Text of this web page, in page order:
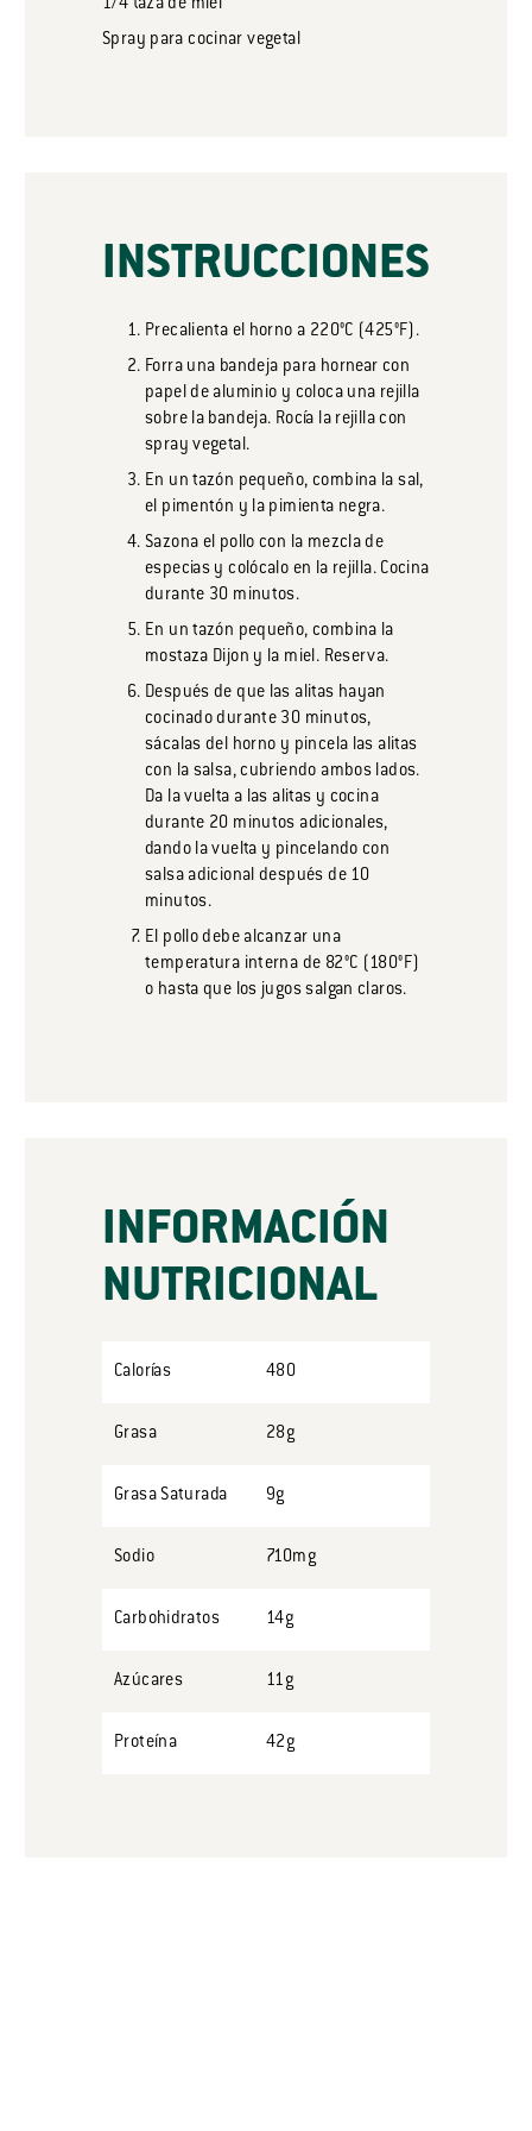
1/4 tazade miel
Spray para cocinar vegetal
INSTRUCCIONES
Precalienta el horno a 220°C (425°F).
Forra una bandeja para hornear con
papel de aluminio y coloca una rejilla
sobre la bandeja. Rocía la rejilla con
spray vegetal.
En un tazón pequeño, combina la sal,
el pimentón y la pimienta negra.
Sazona el pollo con la mezcla de
especias y colócalo en la rejilla. Cocina
durante 30 minutos.
En un tazón pequeño, combina la
mostaza Dijon y la miel. Reserva.
Después de que las alitas hayan
cocinado durante 30 minutos,
sácalas del horno y pincela las alitas
con la salsa, cubriendo ambos lados.
Da la vuelta a las alitas y cocina
durante 20 minutos adicionales,
dando la vuelta y pincelando con
salsa adicional después de 10
minutos.
El pollo debe alcanzar una
temperatura interna de 82°C (180°F)
o hasta que los jugos salgan claros.
INFORMACIÓN
NUTRICIONAL
Calorías 480
Grasa 28g
Grasa Saturada 9g
Sodio 710mg
Carbohidratos 14g
Azúcares 11g
Proteína 42g